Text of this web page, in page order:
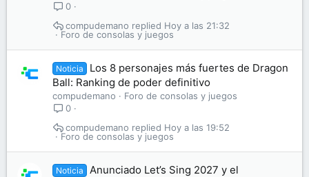
0
Foro de consolas y juegos
Hoy a las 21:32
compudemano
Noticia
Los 8 personajes más fuertes de Dragon
Ball: Ranking de poder definitivo
compudemano
Foro de consolas y juegos
0
Foro de consolas y juegos
Hoy a las 19:52
compudemano
Noticia
Anunciado Let’s Sing 2027 y el